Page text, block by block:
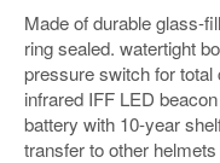
Made of durable glass-
ring sealed. watertight
pressure switch for total
infrared IFF LED
battery with 10-year
transfer to other helmets